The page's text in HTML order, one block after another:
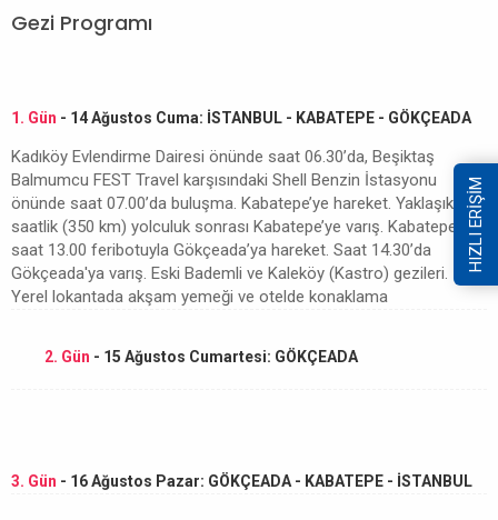
Gezi Programı
1. Gün - 14 Ağustos Cuma: İSTANBUL - KABATEPE - GÖKÇEADA
Kadıköy Evlendirme Dairesi önünde saat 06.30’da, Beşiktaş
Balmumcu FEST Travel karşısındaki Shell Benzin İstasyonu
önünde saat 07.00’da buluşma. Kabatepe’ye hareket. Yaklaşık 5
saatlik (350 km) yolculuk sonrası Kabatepe’ye varış. Kabatepe’den
saat 13.00 feribotuyla Gökçeada’ya hareket. Saat 14.30’da
Gökçeada'ya varış. Eski Bademli ve Kaleköy (Kastro) gezileri.
Yerel lokantada akşam yemeği ve otelde konaklama
2. Gün - 15 Ağustos Cumartesi: GÖKÇEADA
3. Gün - 16 Ağustos Pazar: GÖKÇEADA - KABATEPE - İSTANBUL
HIZLI ERİŞİM